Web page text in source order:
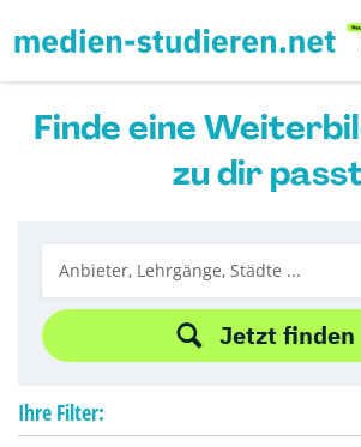
Finde eine
zu dir
Jetzt finden
Ihre Filter: